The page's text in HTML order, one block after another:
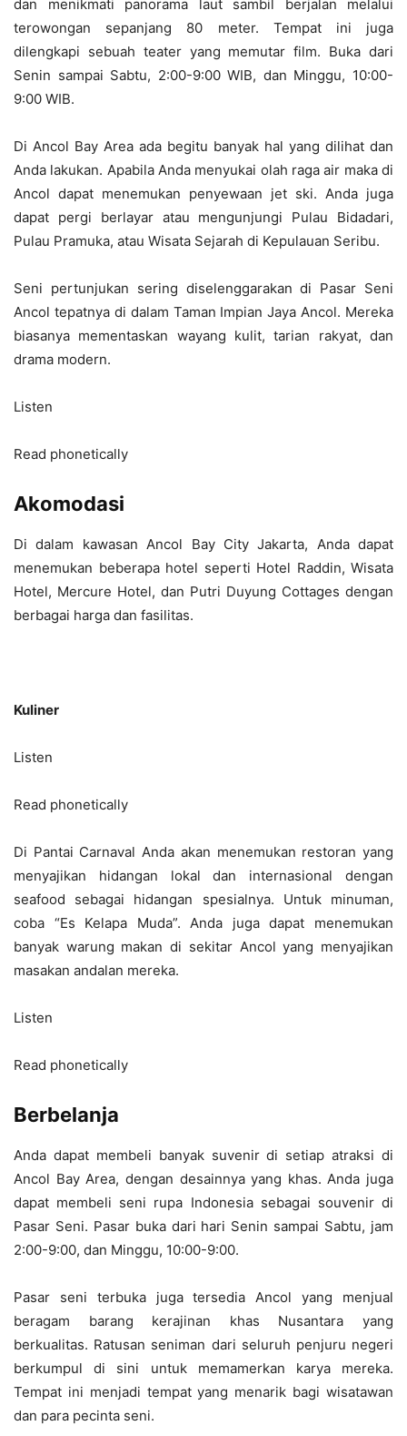
dan menikmati panorama laut sambil berjalan melalui
terowongan sepanjang 80 meter. Tempat ini juga
dilengkapi sebuah teater yang memutar film. Buka dari
Senin sampai Sabtu, 2:00-9:00 WIB, dan Minggu, 10:00-
9:00 WIB.
Di Ancol Bay Area ada begitu banyak hal yang dilihat dan
Anda lakukan. Apabila Anda menyukai olah raga air maka di
Ancol dapat menemukan penyewaan jet ski. Anda juga
dapat pergi berlayar atau mengunjungi Pulau Bidadari,
Pulau Pramuka, atau Wisata Sejarah di Kepulauan Seribu.
Seni pertunjukan sering diselenggarakan di Pasar Seni
Ancol tepatnya di dalam Taman Impian Jaya Ancol. Mereka
biasanya mementaskan wayang kulit, tarian rakyat, dan
drama modern.
Listen
Read phonetically
Akomodasi
Di dalam kawasan Ancol Bay City Jakarta, Anda dapat
menemukan beberapa hotel seperti Hotel Raddin, Wisata
Hotel, Mercure Hotel, dan Putri Duyung Cottages dengan
berbagai harga dan fasilitas.
Kuliner
Listen
Read phonetically
Di Pantai Carnaval Anda akan menemukan restoran yang
menyajikan hidangan lokal dan internasional dengan
seafood sebagai hidangan spesialnya. Untuk minuman,
coba “Es Kelapa Muda”. Anda juga dapat menemukan
banyak warung makan di sekitar Ancol yang menyajikan
masakan andalan mereka.
Listen
Read phonetically
Berbelanja
Anda dapat membeli banyak suvenir di setiap atraksi di
Ancol Bay Area, dengan desainnya yang khas. Anda juga
dapat membeli seni rupa Indonesia sebagai souvenir di
Pasar Seni. Pasar buka dari hari Senin sampai Sabtu, jam
2:00-9:00, dan Minggu, 10:00-9:00.
Pasar seni terbuka juga tersedia Ancol yang menjual
beragam barang kerajinan khas Nusantara yang
berkualitas. Ratusan seniman dari seluruh penjuru negeri
berkumpul di sini untuk memamerkan karya mereka.
Tempat ini menjadi tempat yang menarik bagi wisatawan
dan para pecinta seni.